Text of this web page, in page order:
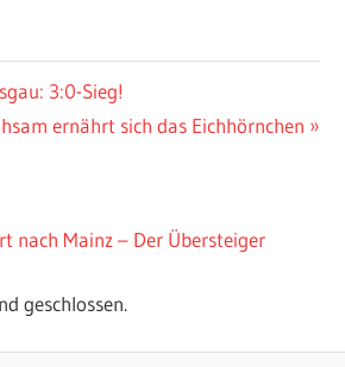
3:0-Sieg!
ernährt sich das Eichhörnchen
nach Mainz – Der Übersteiger
geschlossen.